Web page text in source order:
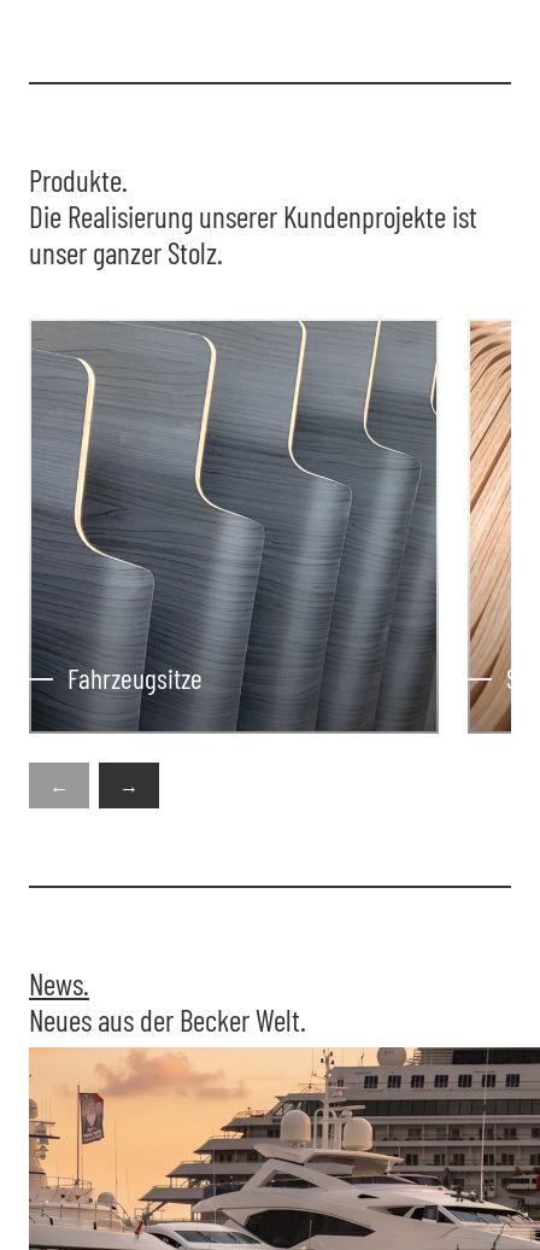
Produkte.
Die Realisierung unserer Kundenprojekte ist
unser ganzer Stolz.
Fahrzeugsitze
← →
News.
Neues aus der Becker Welt.